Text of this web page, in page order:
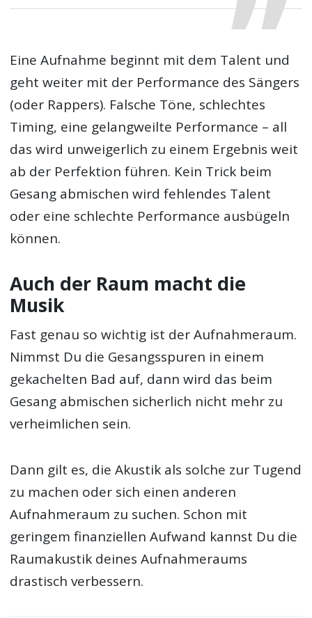
Eine Aufnahme beginnt mit dem Talent und
geht weiter mit der Performance des Sängers
(oder Rappers). Falsche Töne, schlechtes
Timing, eine gelangweilte Performance – all
das wird unweigerlich zu einem Ergebnis weit
ab der Perfektion führen. Kein Trick beim
Gesang abmischen wird fehlendes Talent
oder eine schlechte Performance ausbügeln
können.
Auch der Raum macht die
Musik
Fast genau so wichtig ist der Aufnahmeraum.
Nimmst Du die Gesangsspuren in einem
gekachelten Bad auf, dann wird das beim
Gesang abmischen sicherlich nicht mehr zu
verheimlichen sein.
Dann gilt es, die Akustik als solche zur Tugend
zu machen oder sich einen anderen
Aufnahmeraum zu suchen. Schon mit
geringem finanziellen Aufwand kannst Du die
Raumakustik deines Aufnahmeraums
drastisch verbessern.